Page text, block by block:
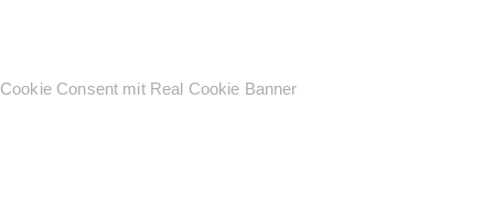
Cookie Consent mit Real Cookie Banner